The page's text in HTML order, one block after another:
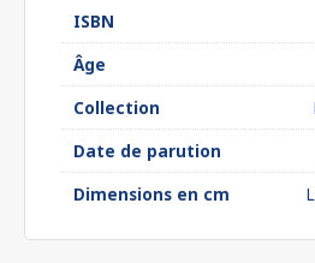
ISBN
Âge
Collection
Date de parution
Dimensions en cm